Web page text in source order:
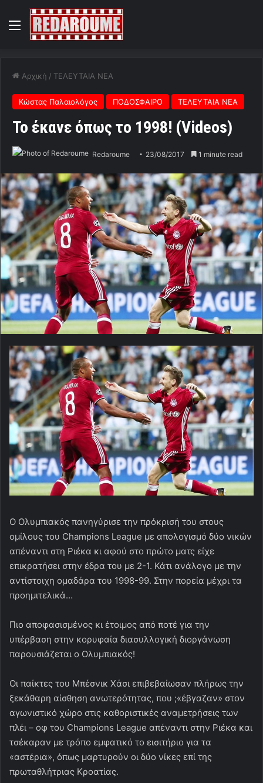
Menu
Αρχική / ΤΕΛΕΥΤΑΙΑ ΝΕΑ
Κώστας Παλαιολόγος ΠΟΔΟΣΦΑΙΡΟ ΤΕΛΕΥΤΑΙΑ ΝΕΑ
Το έκανε όπως το 1998! (Videos)
Redaroume 23/08/2017 1 minute read
Ο Ολυμπιακός πανηγύρισε την πρόκρισή του στους
ομίλους του Champions League με απολογισμό δύο νικών
απέναντι στη Ριέκα κι αφού στο πρώτο ματς είχε
επικρατήσει στην έδρα του με 2-1. Κάτι ανάλογο με την
αντίστοιχη ομαδάρα του 1998-99. Στην πορεία μέχρι τα
προημιτελικά…
Πιο αποφασισμένος κι έτοιμος από ποτέ για την
υπέρβαση στην κορυφαία διασυλλογική διοργάνωση
παρουσιάζεται ο Ολυμπιακός!
Οι παίκτες του Μπέσνικ Χάσι επιβεβαίωσαν πλήρως την
ξεκάθαρη αίσθηση ανωτερότητας, που ;«έβγαζαν» στον
αγωνιστικό χώρο στις καθοριστικές αναμετρήσεις των
πλέι – οφ του Champions League απέναντι στην Ριέκα και
τσέκαραν με τρόπο εμφατικό το εισιτήριο για τα
«αστέρια», όπως μαρτυρούν οι δύο νίκες επί της
πρωταθλήτριας Κροατίας.